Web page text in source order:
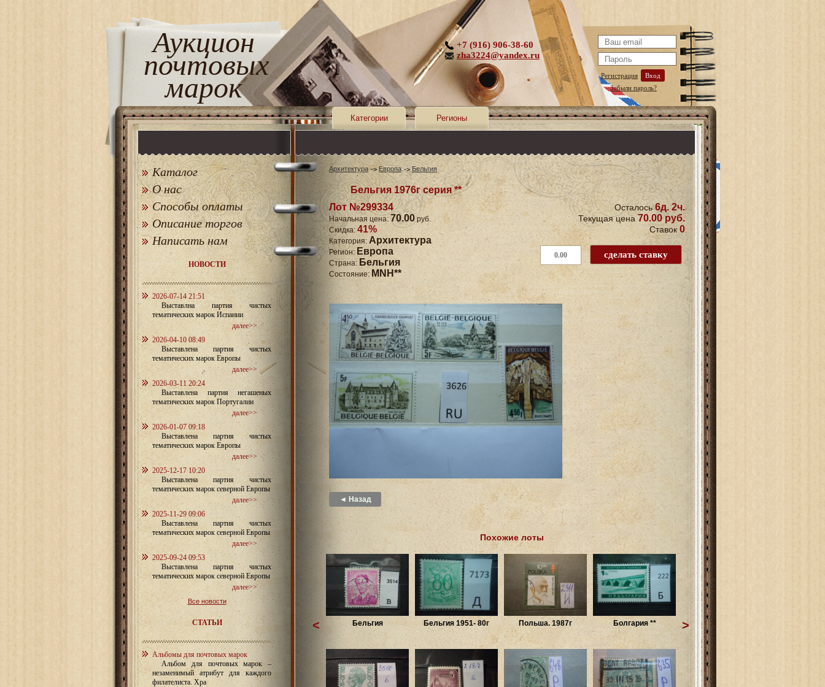
Аукцион
почтовых
марок Регистрация
Вход
Забыли пароль?
+7 (916) 906-38-60
zha3224@yandex.ru
Категории Регионы
Каталог
О нас
Способы оплаты
Описание торгов
Написать нам
НОВОСТИ
2026-07-14 21:51
Выставлна партия чистых
тематических марок Испании
далее>>
2026-04-10 08:49
Выставлена партия чистых
тематических марок Европы
далее>>
2026-03-11 20:24
Выставлена партия негашеных
тематических марок Португалии
далее>>
2026-01-07 09:18
Выставлена партия чистых
тематических марок Европы
далее>>
2025-12-17 10:20
Выставлена партия чистых
тематических марок северной Европы
далее>>
2025-11-29 09:06
Выставлена партия чистых
тематических марок северной Европы
далее>>
2025-09-24 09:53
Выставлена партия чистых
тематических марок северной Европы
далее>>
Все новости
СТАТЬИ
Альбомы для почтовых марок
Альбом для почтовых марок –
незаменимый атрибут для каждого
филателиста. Хра
Архитектура Европа Бельгия
Бельгия 1976г серия **
Лот №299334
Начальная цена: 70.00руб.
Скидка: 41%
Категория: Архитектура
Регион: Европа
Страна: Бельгия
Состояние: MNH**
Осталось6д. 2ч.
Текущая цена 70.00 руб.
Ставок 0
◄ Назад
Похожие лоты
Бельгия Бельгия 1951- 80г Польша. 1987г Болгария **
< >